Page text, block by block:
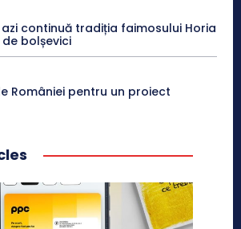
azi continuă tradiția faimosului Horia
bolșevici
României pentru un proiect